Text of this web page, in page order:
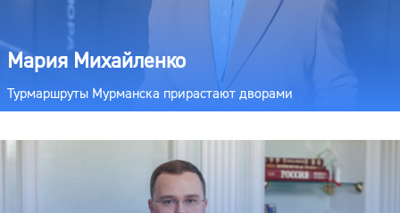
Мария Михайленко
Турмаршруты Мурманска прирастают дворами